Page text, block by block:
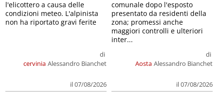
cervinia
di
Alessandro Bianchet
il 07/08/2026
l'elicottero a causa delle
condizioni meteo. L'alpinista
non ha riportato gravi ferite
Aosta
di
Alessandro Bianchet
il 07/08/2026
comunale dopo l'esposto
presentato da residenti della
zona; promessi anche
maggiori controlli e ulteriori
inter...